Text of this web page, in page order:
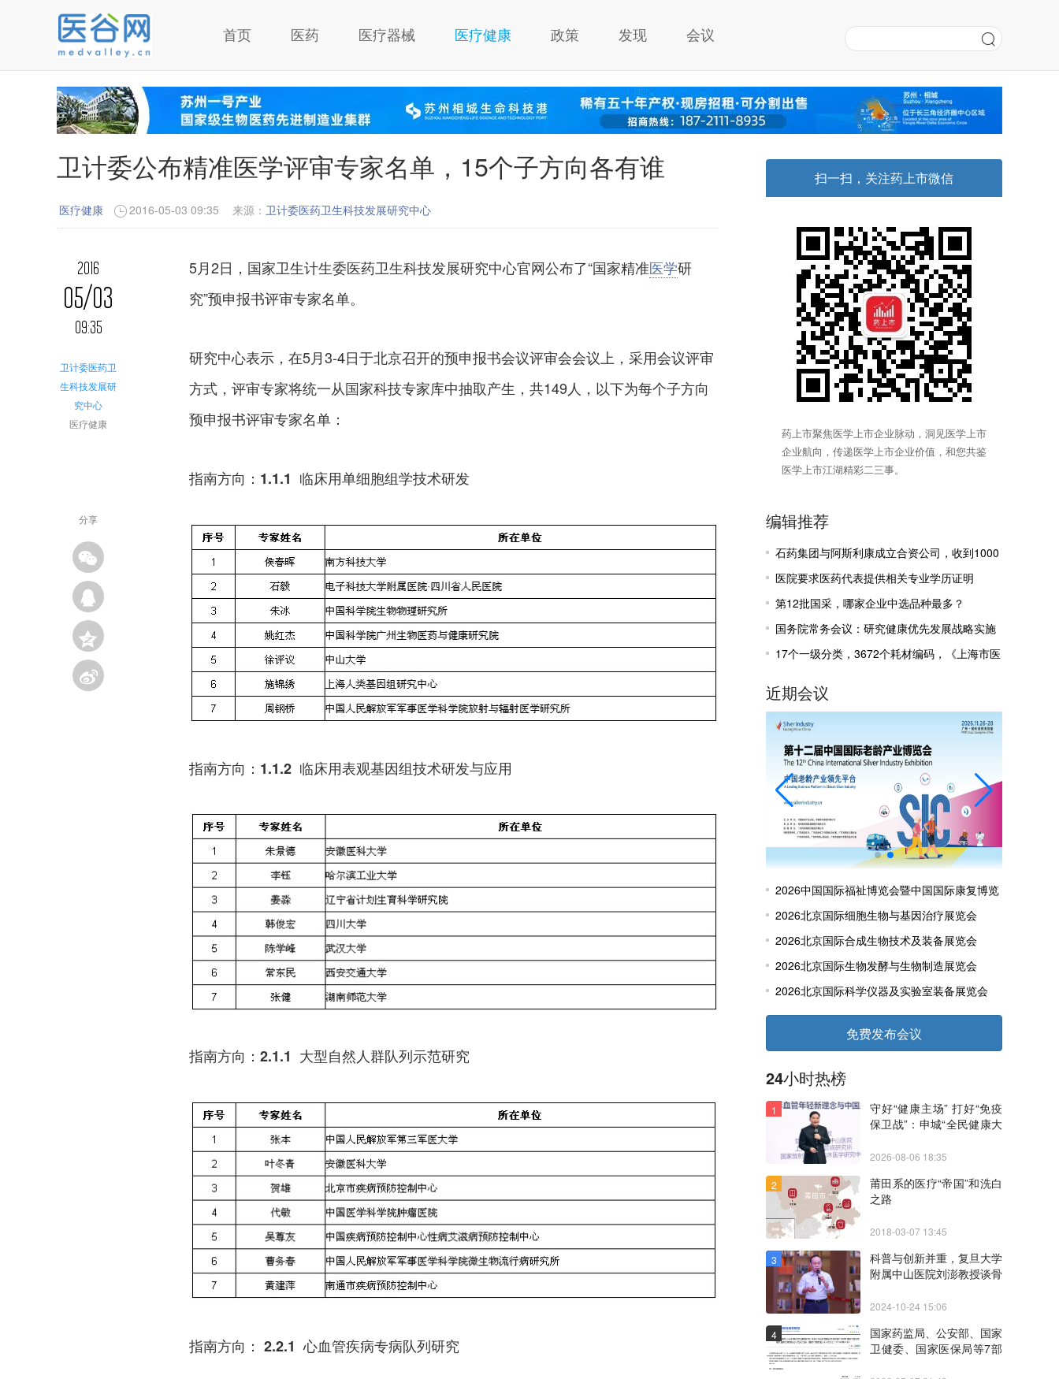
首页 医药 医疗器械 医疗健康 政策 发现 会议
卫计委公布精准医学评审专家名单，15个子方向各有谁
医疗健康 2016-05-03 09:35 来源： 卫计委医药卫生科技发展研究中心
2016
05/03
09:35
卫计委医药卫
生科技发展研
究中心
医疗健康
分享
5月2日，国家卫生计生委医药卫生科技发展研究中心官网公布了“国家精准医学研
究”预申报书评审专家名单。
研究中心表示，在5月3-4日于北京召开的预申报书会议评审会会议上，采用会议评审
方式，评审专家将统一从国家科技专家库中抽取产生，共149人，以下为每个子方向
预申报书评审专家名单：
指南方向：1.1.1 临床用单细胞组学技术研发
指南方向：1.1.2 临床用表观基因组技术研发与应用
指南方向：2.1.1 大型自然人群队列示范研究
指南方向： 2.2.1 心血管疾病专病队列研究
扫一扫，关注药上市微信
药上市聚焦医学上市企业脉动，洞见医学上市
企业航向，传递医学上市企业价值，和您共鉴
医学上市江湖精彩二三事。
编辑推荐
石药集团与阿斯利康成立合资公司，收到1000
万美元里程碑付款
医院要求医药代表提供相关专业学历证明
第12批国采，哪家企业中选品种最多？
国务院常务会议：研究健康优先发展战略实施
有关工作
17个一级分类，3672个耗材编码，《上海市医
近期会议
2026中国国际福祉博览会暨中国国际康复博览
会
2026北京国际细胞生物与基因治疗展览会
2026北京国际合成生物技术及装备展览会
2026北京国际生物发酵与生物制造展览会
2026北京国际科学仪器及实验室装备展览会
免费发布会议
24小时热榜
1
守好“健康主场” 打好“免疫
保卫战”：申城“全民健康大
防控
2026-08-06 18:35
2
莆田系的医疗“帝国”和洗白
之路
2018-03-07 13:45
3
科普与创新并重，复旦大学
附属中山医院刘澎教授谈骨
2024-10-24 15:06
4
国家药监局、公安部、国家
卫健委、国家医保局等7部